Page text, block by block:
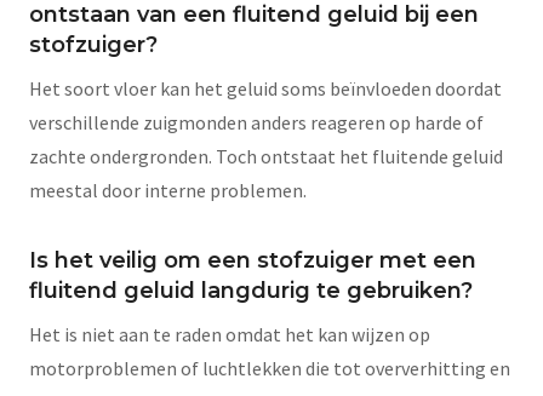
ontstaan van een fluitend geluid bij een
stofzuiger?
Het soort vloer kan het geluid soms beïnvloeden doordat
verschillende zuigmonden anders reageren op harde of
zachte ondergronden. Toch ontstaat het fluitende geluid
meestal door interne problemen.
Is het veilig om een stofzuiger met een
fluitend geluid langdurig te gebruiken?
Het is niet aan te raden omdat het kan wijzen op
motorproblemen of luchtlekken die tot oververhitting en